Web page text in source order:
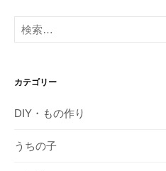
検
索:
カテゴリー
DIY・もの作り
うちの子